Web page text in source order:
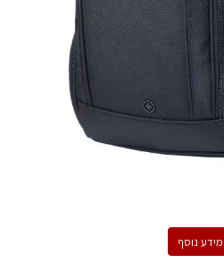
מידע נוסף